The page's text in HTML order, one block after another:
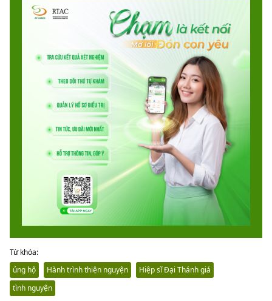
Từ khóa:
ủng hộ
Hành trình thiện nguyện
Hiệp sĩ Đại Thánh giá
tình nguyện